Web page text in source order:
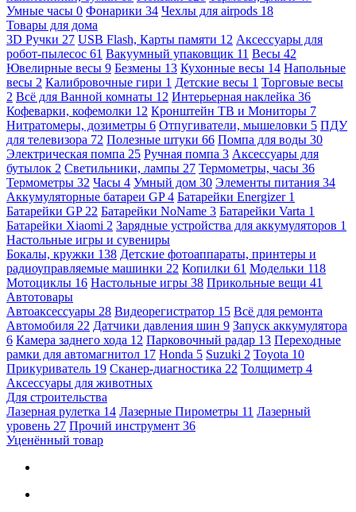
Умные часы 0 Фонарики 34 Чехлы для airpods 18
Товары для дома
3D Ручки 27 USB Flash, Карты памяти 12 Аксессуары для
робот-пылесос 61 Вакуумный упаковщик 11 Весы 42
Ювелирные весы 9 Безмены 13 Кухонные весы 14 Напольные
весы 2 Калибровочные гири 1 Детские весы 1 Торговые весы
2 Всё для Ванной комнаты 12 Интерьерная наклейка 36
Кофеварки, кофемолки 12 Кронштейн ТВ и Мониторы 7
Нитратомеры, дозиметры 6 Отпугиватели, мышеловки 5 ПДУ
для телевизора 72 Полезные штуки 66 Помпа для воды 30
Электрическая помпа 25 Ручная помпа 3 Аксессуары для
бутылок 2 Светильники, лампы 27 Термометры, часы 36
Термометры 32 Часы 4 Умный дом 30 Элементы питания 34
Аккумуляторные батареи GP4 Батарейки Energizer 1
Батарейки GP 22 Батарейки NoName 3 Батарейки Varta 1
Батарейки Xiaomi 2 Зарядные устройства для аккумуляторов 1
Настольные игры и сувениры
Бокалы, кружки 138 Детские фотоаппараты, принтеры и
радиоуправляемые машинки 22 Копилки 61 Модельки 118
Мотоциклы 16 Настольные игры 38 Прикольные вещи 41
Автотовары
Автоаксессуары 28 Видеорегистратор 15 Всё для ремонта
Автомобиля 22 Датчики давления шин 9 Запуск аккумулятора
6 Камера заднего хода 12 Парковочный радар 13 Переходные
рамки для автомагнитол 17 Honda 5 Suzuki 2 Toyota 10
Прикуриватель 19 Сканер-диагностика 22 Толщиметр 4
Аксессуары для животных
Для строительства
Лазерная рулетка 14 Лазерные Пирометры 11 Лазерный
уровень 27 Прочий инструмент 36
Уценённый товар